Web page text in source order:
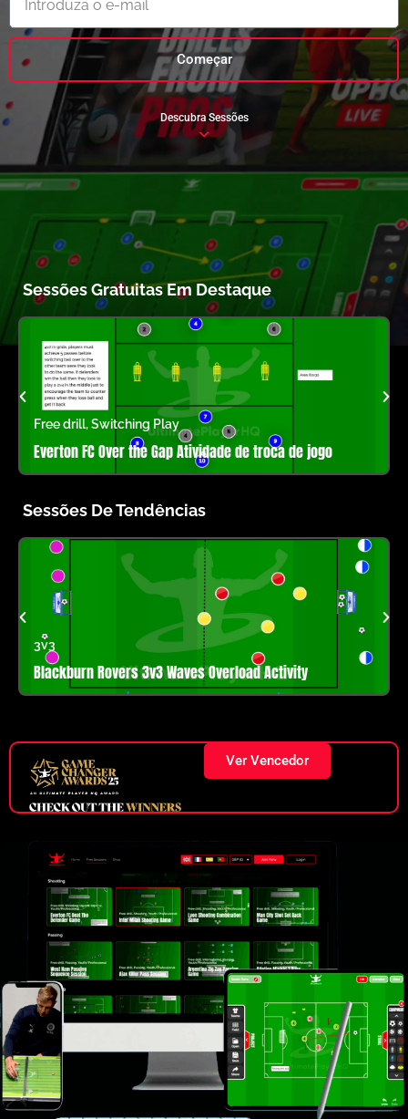
Começar
Descubra Sessões
Sessões Gratuitas Em Destaque
Free drill,Switching Play
Everton FC Over the Gap Atividade de troca de jogo
Sessões De Tendências
3v3
Blackburn Rovers 3v3 Waves Overload Activity
Ver Vencedor